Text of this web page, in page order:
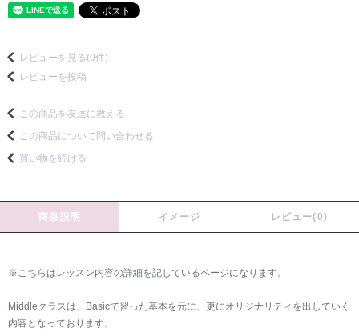
レビューを見る(0件)
レビューを投稿
この商品を友達に教える
この商品について問い合わせる
買い物を続ける
商品説明 イメージ レビュー(0)
※こちらはレッスン内容の詳細を記しているページになります。
Middleクラスは、Basicで習った基本を元に、更にオリジナリティを出していく
内容となっております。